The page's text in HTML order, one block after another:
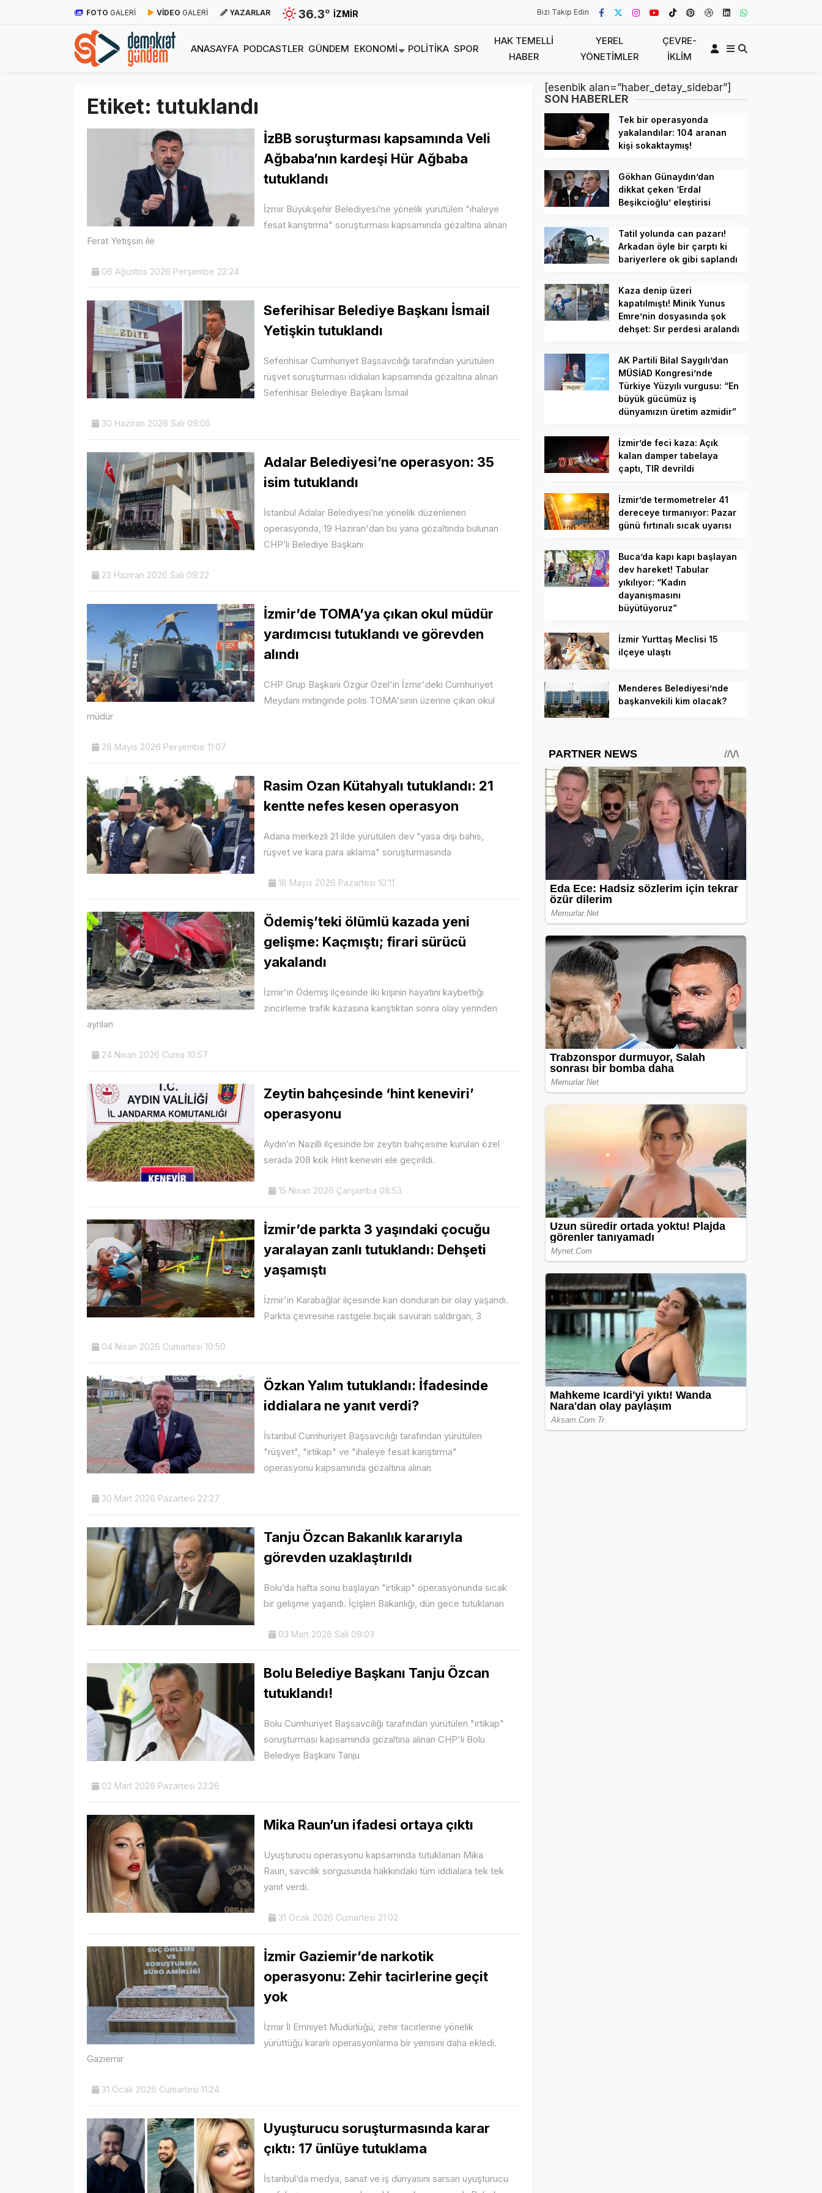
FOTO GALERİ VİDEO GALERİ YAZARLAR 36.3° İZMIR Bizi Takip Edin
ANASAYFA PODCASTLER GÜNDEM EKONOMI POLITIKA SPOR
HAK TEMELLI
HABER
YEREL
YÖNETIMLER
ÇEVRE-
İKLIM
Etiket: tutuklandı
İzBB soruşturması kapsamında Veli
Ağbaba’nın kardeşi Hür Ağbaba
tutuklandı
İzmir Büyükşehir Belediyesi’ne yönelik yürütülen "ihaleye
fesat karıştırma" soruşturması kapsamında gözaltına alınan
Ferat Yetişsin ile
06 Ağustos 2026 Perşembe 22:24
Seferihisar Belediye Başkanı İsmail
Yetişkin tutuklandı
Seferihisar Cumhuriyet Başsavcılığı tarafından yürütülen
rüşvet soruşturması iddiaları kapsamında gözaltına alınan
Seferihisar Belediye Başkanı İsmail
30 Haziran 2026 Salı 09:05
Adalar Belediyesi’ne operasyon: 35
isim tutuklandı
İstanbul Adalar Belediyesi’ne yönelik düzenlenen
operasyonda, 19 Haziran'dan bu yana gözaltında bulunan
CHP’li Belediye Başkanı
23 Haziran 2026 Salı 09:22
İzmir’de TOMA’ya çıkan okul müdür
yardımcısı tutuklandı ve görevden
alındı
CHP Grup Başkanı Özgür Özel'in İzmir'deki Cumhuriyet
Meydanı mitinginde polis TOMA'sının üzerine çıkan okul
müdür
28 Mayıs 2026 Perşembe 11:07
Rasim Ozan Kütahyalı tutuklandı: 21
kentte nefes kesen operasyon
Adana merkezli 21 ilde yürütülen dev "yasa dışı bahis,
rüşvet ve kara para aklama" soruşturmasında
18 Mayıs 2026 Pazartesi 10:11
Ödemiş’teki ölümlü kazada yeni
gelişme: Kaçmıştı; firari sürücü
yakalandı
İzmir'in Ödemiş ilçesinde iki kişinin hayatını kaybettiği
zincirleme trafik kazasına karıştıktan sonra olay yerinden
ayrılan
24 Nisan 2026 Cuma 10:57
Zeytin bahçesinde ‘hint keneviri’
operasyonu
Aydın’ın Nazilli ilçesinde bir zeytin bahçesine kurulan özel
serada 208 kök Hint keneviri ele geçirildi.
15 Nisan 2026 Çarşamba 08:53
İzmir’de parkta 3 yaşındaki çocuğu
yaralayan zanlı tutuklandı: Dehşeti
yaşamıştı
İzmir'in Karabağlar ilçesinde kan donduran bir olay yaşandı.
Parkta çevresine rastgele bıçak savuran saldırgan, 3
04 Nisan 2026 Cumartesi 10:50
Özkan Yalım tutuklandı: İfadesinde
iddialara ne yanıt verdi?
İstanbul Cumhuriyet Başsavcılığı tarafından yürütülen
"rüşvet", "irtikap" ve "ihaleye fesat karıştırma"
operasyonu kapsamında gözaltına alınan
30 Mart 2026 Pazartesi 22:27
Tanju Özcan Bakanlık kararıyla
görevden uzaklaştırıldı
Bolu’da hafta sonu başlayan "irtikap" operasyonunda sıcak
bir gelişme yaşandı. İçişleri Bakanlığı, dün gece tutuklanan
03 Mart 2026 Salı 09:03
Bolu Belediye Başkanı Tanju Özcan
tutuklandı!
Bolu Cumhuriyet Başsavcılığı tarafından yürütülen "irtikap"
soruşturması kapsamında gözaltına alınan CHP'li Bolu
Belediye Başkanı Tanju
02 Mart 2026 Pazartesi 23:26
Mika Raun’un ifadesi ortaya çıktı
Uyuşturucu operasyonu kapsamında tutuklanan Mika
Raun, savcılık sorgusunda hakkındaki tüm iddialara tek tek
yanıt verdi.
31 Ocak 2026 Cumartesi 21:02
İzmir Gaziemir’de narkotik
operasyonu: Zehir tacirlerine geçit
yok
İzmir İl Emniyet Müdürlüğü, zehir tacirlerine yönelik
yürüttüğü kararlı operasyonlarına bir yenisini daha ekledi.
Gaziemir
31 Ocak 2026 Cumartesi 11:24
Uyuşturucu soruşturmasında karar
çıktı: 17 ünlüye tutuklama
İstanbul’da medya, sanat ve iş dünyasını sarsan uyuşturucu
[esenbik alan=”haber_detay_sidebar”]
SON HABERLER
Tek bir operasyonda
yakalandılar: 104 aranan
kişi sokaktaymış!
Gökhan Günaydın’dan
dikkat çeken ‘Erdal
Beşikcioğlu’ eleştirisi
Tatil yolunda can pazarı!
Arkadan öyle bir çarptı ki
bariyerlere ok gibi saplandı
Kaza denip üzeri
kapatılmıştı! Minik Yunus
Emre’nin dosyasında şok
dehşet: Sır perdesi aralandı
AK Partili Bilal Saygılı’dan
MÜSİAD Kongresi’nde
Türkiye Yüzyılı vurgusu: “En
büyük gücümüz iş
dünyamızın üretim azmidir”
İzmir’de feci kaza: Açık
kalan damper tabelaya
çaptı, TIR devrildi
İzmir’de termometreler 41
dereceye tırmanıyor: Pazar
günü fırtınalı sıcak uyarısı
Buca’da kapı kapı başlayan
dev hareket! Tabular
yıkılıyor: “Kadın
dayanışmasını
büyütüyoruz”
İzmir Yurttaş Meclisi 15
ilçeye ulaştı
Menderes Belediyesi’nde
başkanvekili kim olacak?